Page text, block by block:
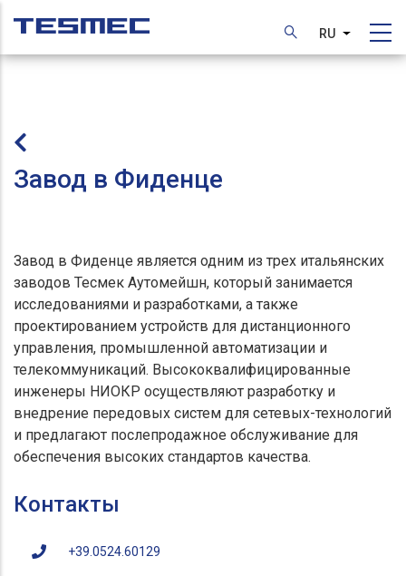
основному
RU Список
Завод в Фиденце
Завод в Фиденце является одним из трех итальянских
заводов Тесмек Аутомейшн, который занимается
исследованиями и разработками, а также
проектированием устройств для дистанционного
управления, промышленной автоматизации и
телекоммуникаций. Высококвалифицированные
инженеры НИОКР осуществляют разработку и
внедрение передовых систем для сетевых-технологий
и предлагают послепродажное обслуживание для
обеспечения высоких стандартов качества.
Контакты
+39.0524.60129